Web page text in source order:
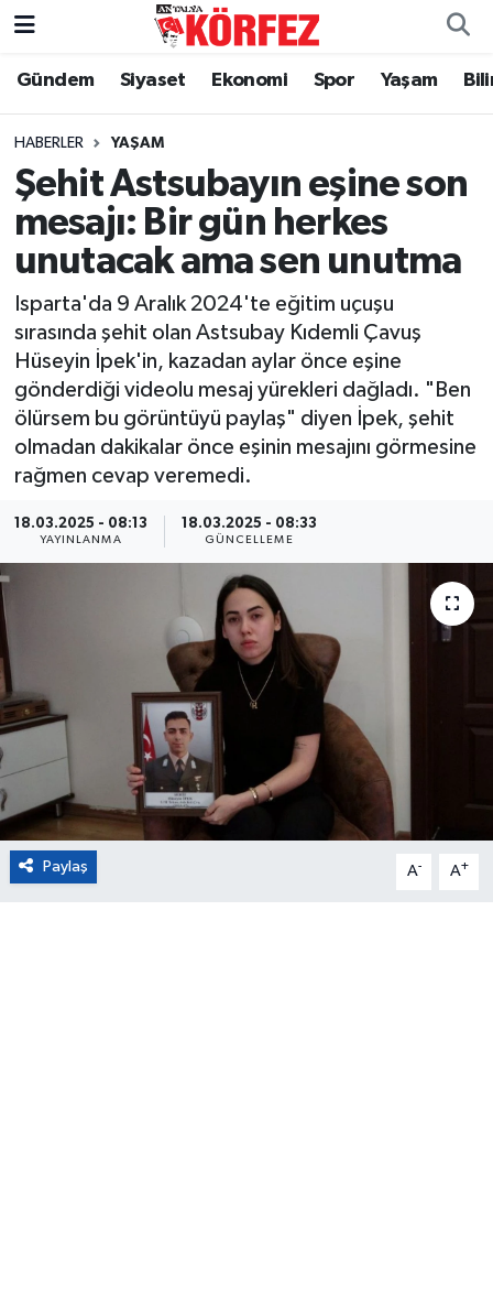
Gündem Siyaset Ekonomi Spor Yaşam
HABERLER YAŞAM
Şehit Astsubayın eşine son
mesajı: Bir gün herkes
unutacak ama sen unutma
Isparta'da 9 Aralık 2024'te eğitim uçuşu
sırasında şehit olan Astsubay Kıdemli Çavuş
Hüseyin İpek'in, kazadan aylar önce eşine
gönderdiği videolu mesaj yürekleri dağladı. "Ben
ölürsem bu görüntüyü paylaş" diyen İpek, şehit
olmadan dakikalar önce eşinin mesajını görmesine
rağmen cevap veremedi.
18.03.2025 - 08:13
YAYINLANMA
18.03.2025 - 08:33
GÜNCELLEME
Paylaş A- A+
Gündem
Siyaset
Yerel Yönetim
Ekonomi
Spor
Yaşam
Asayiş
Dünya
Eğitim
Çevre
Kültür ve Sanat
Sivil Toplum
Nöbetçi Eczaneler
Hava Durumu
Trafik Durumu
Süper Lig Puan Durumu ve Fikstür
Tüm Manşetler
Son Dakika Haberleri
Haber Arşivi